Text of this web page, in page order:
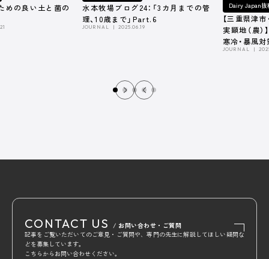
めの良い土と菌の
水本牧場ブログ24：「3カ月までの管
理、10歳まで」Part.6
JOURNAL 2025.06.19
Dairy Japan抜
【三重県津
実顕地（農
寒冷・暴風対
JOURNAL
CONTACT US
/ お問い合わせ・ご質問
記事をご覧いただいてのご意見・ご質問や、専門の先生に解説してほしい疑問な
どを募集しています。
こちらからお問い合わせください。